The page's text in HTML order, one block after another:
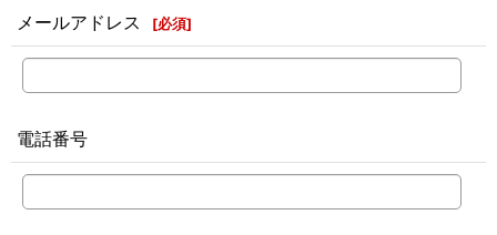
メールアドレス [必須]
電話番号